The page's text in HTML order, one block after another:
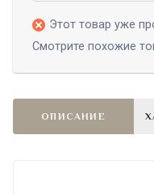
Этот товар уже
Смотрите похожие
ОПИСАНИЕ